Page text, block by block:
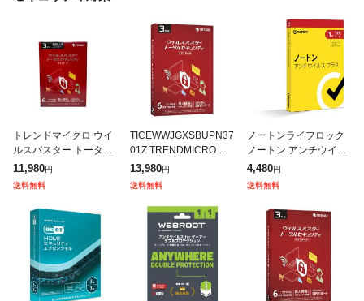
トレンドマイクロ ウイ
ルスバスター トータル
セキュリティー 3年版 6
台対応(単独購入可能)
11,980円
送料無料
TICEWWJGXSBUPN37
01Z TRENDMICRO ウ
イルスバスター トータ
ルセキュリティ スタン
13,980円
送料無料
ノートンライフロック
ノートン アンチウイル
ス プラス 【1年1台版】
ノ-トン アンチウイルス
4,480円
送料無料